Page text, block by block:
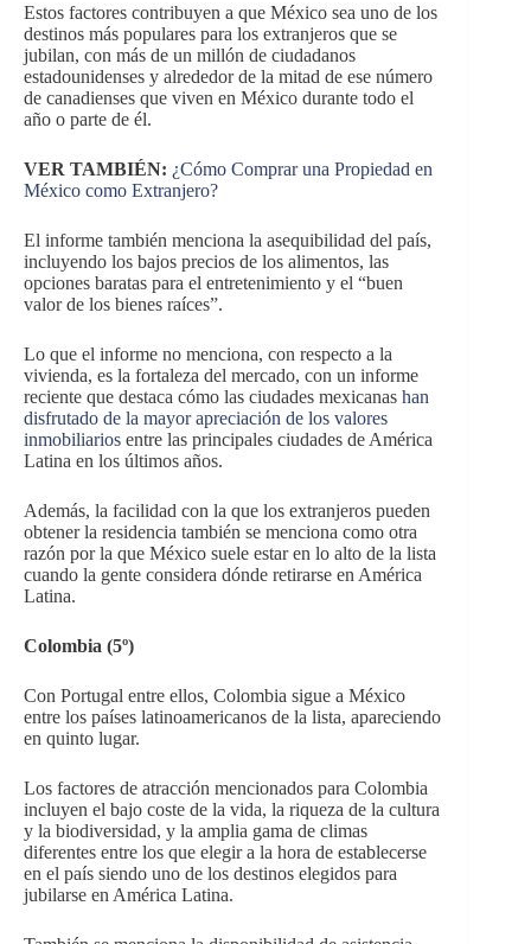
Estos factores contribuyen a que México sea uno de los
destinos más populares para los extranjeros que se
jubilan, con más de un millón de ciudadanos
estadounidenses y alrededor de la mitad de ese número
de canadienses que viven en México durante todo el
año o parte de él.
VER TAMBIÉN: ¿Cómo Comprar una Propiedad en
México como Extranjero?
El informe también menciona la asequibilidad del país,
incluyendo los bajos precios de los alimentos, las
opciones baratas para el entretenimiento y el “buen
valor de los bienes raíces”.
Lo que el informe no menciona, con respecto a la
vivienda, es la fortaleza del mercado, con un informe
reciente que destaca cómo las ciudades mexicanas han
disfrutado de la mayor apreciación de los valores
inmobiliarios entre las principales ciudades de América
Latina en los últimos años.
Además, la facilidad con la que los extranjeros pueden
obtener la residencia también se menciona como otra
razón por la que México suele estar en lo alto de la lista
cuando la gente considera dónde retirarse en América
Latina.
Colombia (5º)
Con Portugal entre ellos, Colombia sigue a México
entre los países latinoamericanos de la lista, apareciendo
en quinto lugar.
Los factores de atracción mencionados para Colombia
incluyen el bajo coste de la vida, la riqueza de la cultura
y la biodiversidad, y la amplia gama de climas
diferentes entre los que elegir a la hora de establecerse
en el país siendo uno de los destinos elegidos para
jubilarse en América Latina.